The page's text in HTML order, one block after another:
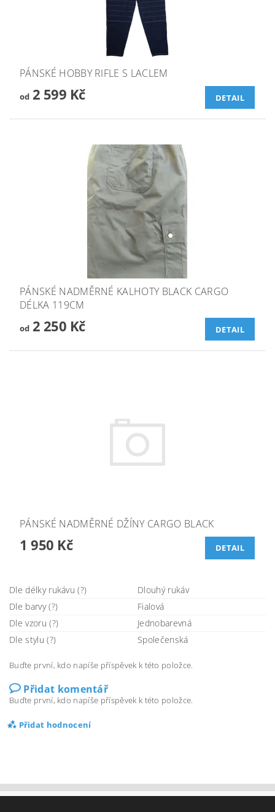
PÁNSKÉ HOBBY RIFLE S LACLEM
od2 599 Kč DETAIL
PÁNSKÉ NADMĚRNÉ KALHOTY BLACK CARGO
DÉLKA 119CM
od2 250 Kč DETAIL
PÁNSKÉ NADMĚRNÉ DŽÍNY CARGO BLACK
1 950 Kč DETAIL
Dle délky rukávu (?)
Dlouhý rukáv
Dle barvy (?)
Fialová
Dle vzoru (?)
Jednobarevná
Dle stylu (?)
Společenská
Buďte první, kdo napíše příspěvek k této položce.
Přidat komentář
Buďte první, kdo napíše příspěvek k této položce.
Přidat hodnocení